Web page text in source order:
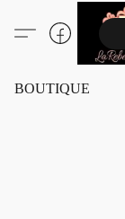
BOUTIQUE